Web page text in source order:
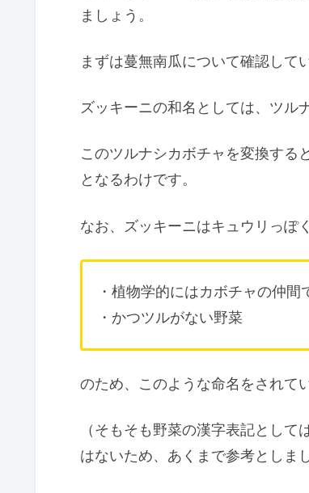
ましょう。
まずは蔓無南瓜について確認して
ズッキーニの和名としては、ツル
このツルナシカボチャを変換する
となるわけです。
なお、ズッキーニはキュウリっぽ
・植物学的にはカボチャの仲間
・かつツルがない野菜
のため、このような命名をされて
（そもそも野菜の漢字表記とし
はないため、あくまで参考としま